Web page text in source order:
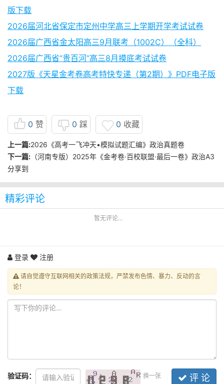
版下载
2026届河北省保定市定州中学高三上学期开学考试试卷
2026届广西省金太阳高三9月联考（1002C）（全科）
2026届广西省“贵百河”高三8月摸底考试试卷
2027版《天星金考卷高考特快专递（第2期）》PDF电子版
下载
0 赞 0 踩 0 收藏
上一篇:2026《高考一飞冲天•模拟试题汇编》政治真题卷
下一篇: （河南专版）2025年《金考卷·百校联盟·最后一卷》政治A3
分享到
精彩评论
暂无评论...
登录 注册
请自觉遵守互联网相关的政策法规，严禁发布色情、暴力、反动的言
论！
验证码： 换一张 评 论